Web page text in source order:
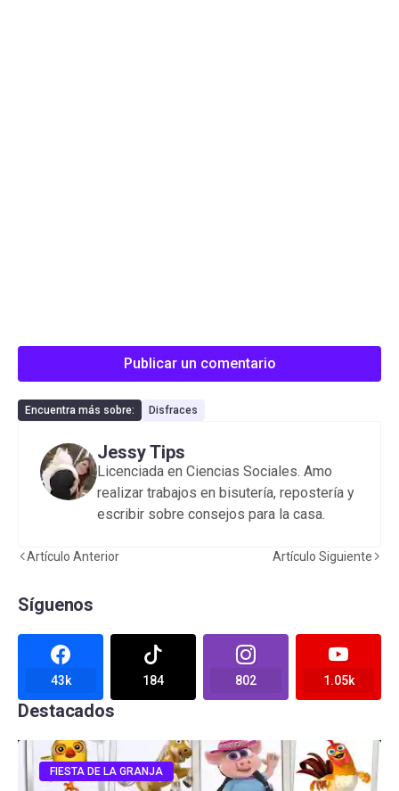
Publicar un comentario
Encuentra más sobre: Disfraces
Jessy Tips
Licenciada en Ciencias Sociales. Amo
realizar trabajos en bisutería, repostería y
escribir sobre consejos para la casa.
Artículo Anterior Artículo Siguiente
Síguenos
43k 184 802 1.05k
Destacados
FIESTA DE LA GRANJA